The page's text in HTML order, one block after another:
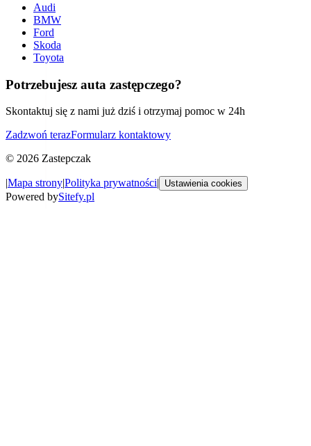
Audi
BMW
Ford
Skoda
Toyota
Potrzebujesz auta zastępczego?
Skontaktuj się z nami już dziś i otrzymaj pomoc w 24h
Zadzwoń terazFormularz kontaktowy
© 2026 Zastepczak
|Mapa strony|Polityka prywatności| Ustawienia cookies
Powered bySitefy.pl